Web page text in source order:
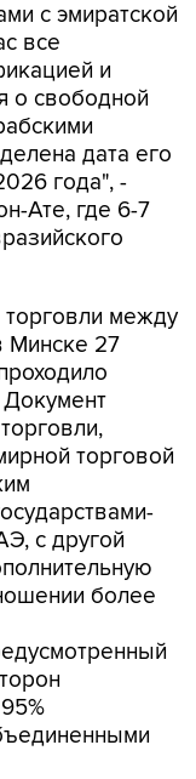
с эмиратской
все
и
о свободной
дата его
года", -
Ате, где 6-7
между
27
торговой
с другой
более